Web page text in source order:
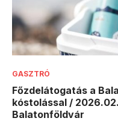
GASZTRÓ
Főzdelátogatás a
kóstolással /
Balatonföldvár